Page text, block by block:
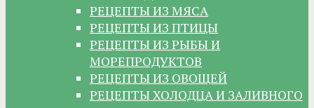
РЕЦЕПТЫ ИЗ МЯСА
РЕЦЕПТЫ ИЗ ПТИЦЫ
РЕЦЕПТЫ ИЗ РЫБЫ И
МОРЕПРОДУКТОВ
РЕЦЕПТЫ ИЗ ОВОЩЕЙ
РЕЦЕПТЫ ХОЛОДЦА И ЗАЛИВНОГО